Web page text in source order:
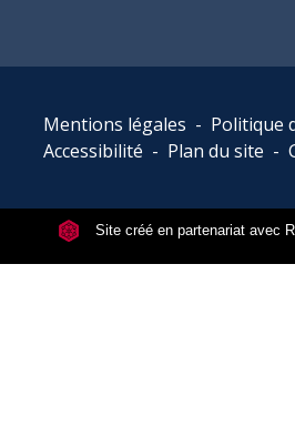
Mentions légales - Politique
Accessibilité - Plan du site -
Site créé en partenariat avec